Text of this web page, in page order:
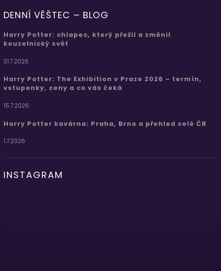
DENNÍ VĚŠTEC – BLOG
Harry Potter: chlapec, který přežil a změnil
kouzelnický svět
31.7.2026
Harry Potter: The Exhibition v Praze 2026 – termín,
vstupenky, ceny a co vás čeká
15.7.2026
Harry Potter kavárna: Praha, Brno a přehled celé ČR
1.7.2026
INSTAGRAM